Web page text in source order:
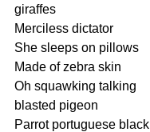
giraffes
Merciless dictator
She sleeps on pillows
Made of zebra skin
Oh squawking talking
blasted pigeon
Parrot portuguese black